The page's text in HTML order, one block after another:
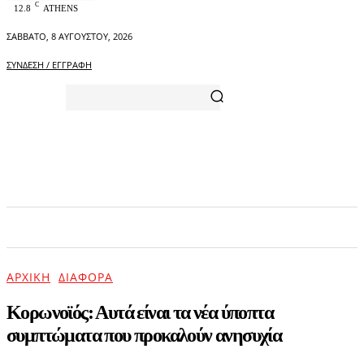
12.8 C ATHENS
ΣΆΒΒΑΤΟ, 8 ΑΥΓΟΎΣΤΟΥ, 2026
ΣΎΝΔΕΣΗ / ΕΓΓΡΑΦΉ
ΑΡΧΙΚΉ ΔΙΆΦΟΡΑ
Κορωνοϊός: Αυτά είναι τα νέα ύποπτα
συμπτώματα που προκαλούν ανησυχία